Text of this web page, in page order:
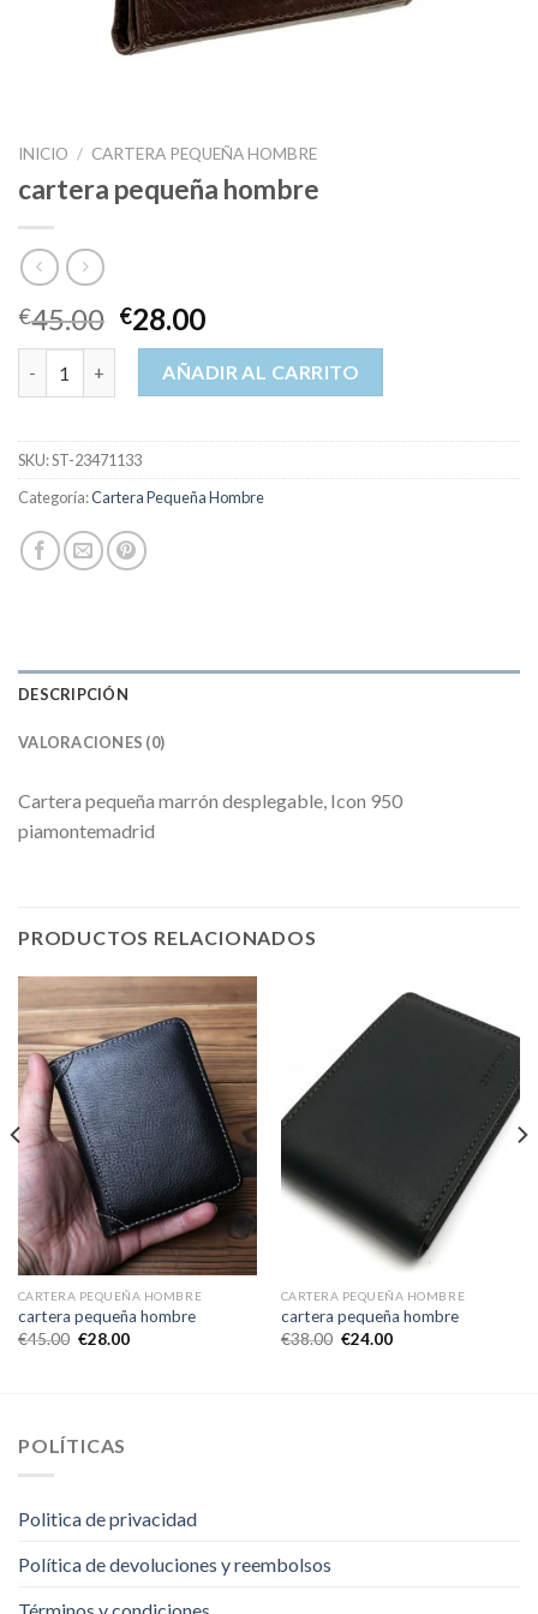
INICIO / CARTERA PEQUEÑA HOMBRE
cartera pequeña hombre
€45.00 €28.00
cartera pequeña hombre cantidad
AÑADIR AL CARRITO
SKU:ST-23471133
Categoría:Cartera Pequeña Hombre
DESCRIPCIÓN
VALORACIONES (0)
Cartera pequeña marrón desplegable, Icon 950
piamontemadrid
PRODUCTOS RELACIONADOS
CARTERA PEQUEÑA HOMBRE
cartera pequeña hombre
€45.00 €28.00
CARTERA PEQUEÑA HOMBRE
cartera pequeña hombre
€38.00 €24.00
POLÍTICAS
Politica de privacidad
Política de devoluciones y reembolsos